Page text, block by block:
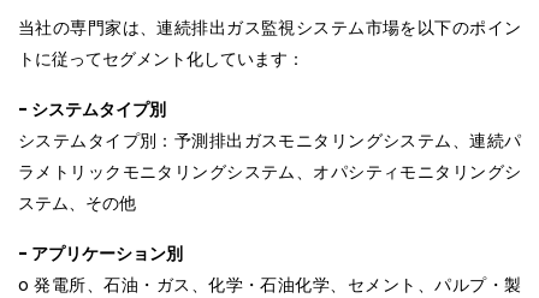
当社の専門家は、連続排出ガス監視システム市場を以下のポイン
トに従ってセグメント化しています：
- システムタイプ別
システムタイプ別：予測排出ガスモニタリングシステム、連続パ
ラメトリックモニタリングシステム、オパシティモニタリングシ
ステム、その他
- アプリケーション別
o 発電所、石油・ガス、化学・石油化学、セメント、パルプ・製